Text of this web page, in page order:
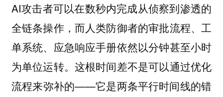
AI攻击者可以在数秒内完成从侦察到渗透的
全链条操作，而人类防御者的审批流程、工
单系统、应急响应手册依然以分钟甚至小时
为单位运转。这根时间差不是可以通过优化
流程来弥补的——它是两条平行时间线的错